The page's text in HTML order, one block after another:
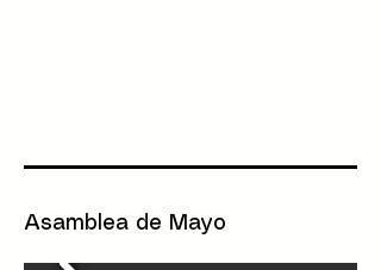
Asamblea de Mayo